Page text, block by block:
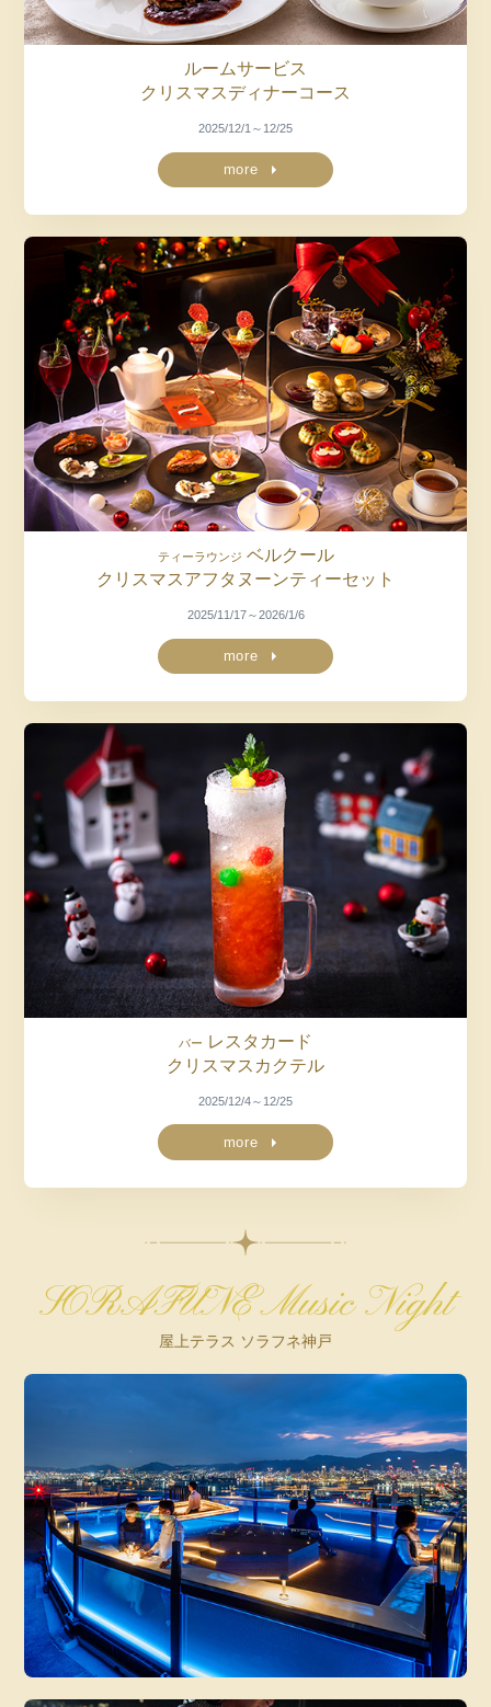
ルームサービス
クリスマスディナーコース
2025/12/1～12/25
more
ティーラウンジ ベルクール
クリスマスアフタヌーンティーセット
2025/11/17～2026/1/6
more
バー レスタカード
クリスマスカクテル
2025/12/4～12/25
more
SORAFUNE Music Night
屋上テラス ソラフネ神戸